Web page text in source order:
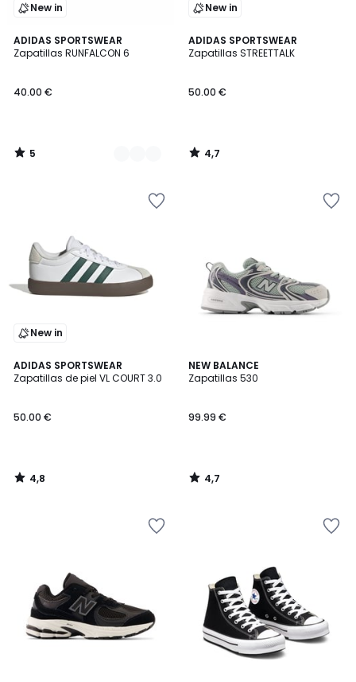
New in
ADIDAS SPORTSWEAR
Zapatillas RUNFALCON 6
40.00 €
5
/
2
Colores
5
/
New in
ADIDAS SPORTSWEAR
Zapatillas STREETTALK
50.00 €
4,7
/ 5
4,7
/
New in
ADIDAS SPORTSWEAR
Zapatillas de piel VL COURT 3.0
50.00 €
4,8
/ 5
4,8
/
NEW BALANCE
Zapatillas 530
99.99 €
4,7
/ 5
4,7
/